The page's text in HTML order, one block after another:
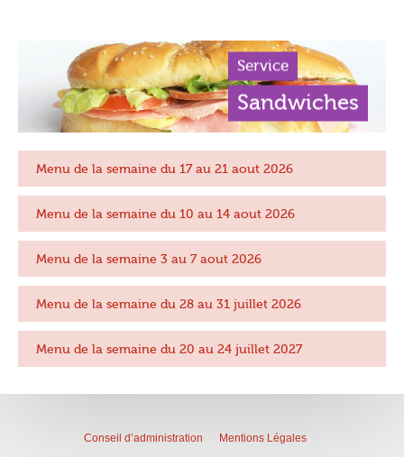
Service
Sandwiches
Menu de la semaine du 17 au 21 aout 2026
Menu de la semaine du 10 au 14 aout 2026
Menu de la semaine 3 au 7 aout 2026
Menu de la semaine du 28 au 31 juillet 2026
Menu de la semaine du 20 au 24 juillet 2027
Conseil d’administration Mentions Légales